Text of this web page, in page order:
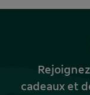
cadeaux et